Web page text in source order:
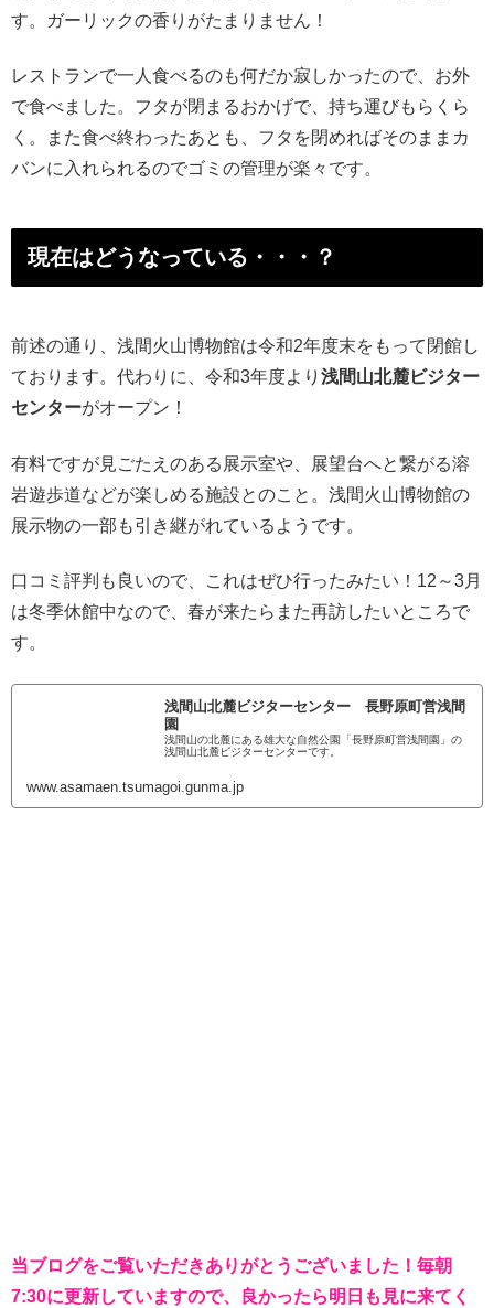
す。ガーリックの香りがたまりません！
レストランで一人食べるのも何だか寂しかったので、お外
で食べました。フタが閉まるおかげで、持ち運びもらくら
く。また食べ終わったあとも、フタを閉めればそのままカ
バンに入れられるのでゴミの管理が楽々です。
現在はどうなっている・・・？
前述の通り、浅間火山博物館は令和2年度末をもって閉館し
ております。代わりに、令和3年度より 浅間山北麓ビジター
センターがオープン！
有料ですが見ごたえのある展示室や、展望台へと繋がる溶
岩遊歩道などが楽しめる施設とのこと。浅間火山博物館の
展示物の一部も引き継がれているようです。
口コミ評判も良いので、これはぜひ行ったみたい！12～3月
は冬季休館中なので、春が来たらまた再訪したいところで
す。
浅間山北麓ビジターセンター 長野原町営浅間
園
浅間山の北麓にある雄大な自然公園「長野原町営浅間園」の
浅間山北麓ビジターセンターです。
www.asamaen.tsumagoi.gunma.jp
当ブログをご覧いただきありがとうございました！毎朝
7:30に更新していますので、良かったら明日も見に来てく